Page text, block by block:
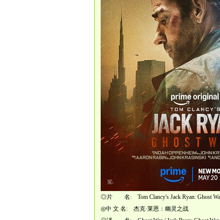
◎片 名: Tom Clancy's Jack Ryan: Ghost
◎中 文 名: 杰克·莱恩：幽灵之战